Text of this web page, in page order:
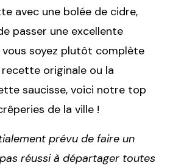
avec une bolée de cidre,
passer une excellente
vous soyez plutôt complète
originale ou la
saucisse, voici notre top
de la ville !
prévu de faire un
réussi à départager toutes